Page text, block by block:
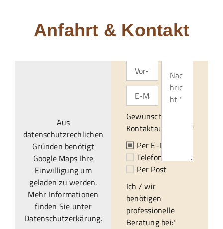
Anfahrt & Kontakt
Aus
datenschutzrechlichen
Gründen benötigt
Google Maps Ihre
Einwilligung um
geladen zu werden.
Mehr Informationen
finden Sie unter
Datenschutzerkärung.
Gewünschte
Kontaktaufnahme:*
Per E-Mail
Telefonisch
Per Post
Ich / wir
benötigen
professionelle
Beratung bei:*